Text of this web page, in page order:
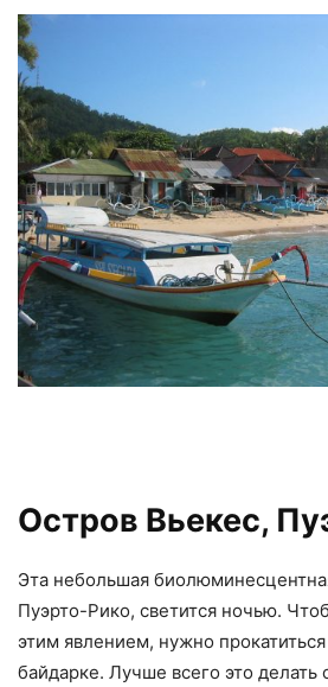
Остров Вьекес,
Эта небольшая
Пуэрто-Рико, светится ночью.
этим явлением, нужно
байдарке. Лучше всего это делать